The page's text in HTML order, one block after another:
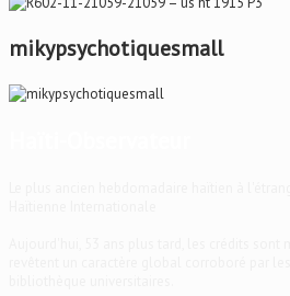
mikypsychotiquesmall